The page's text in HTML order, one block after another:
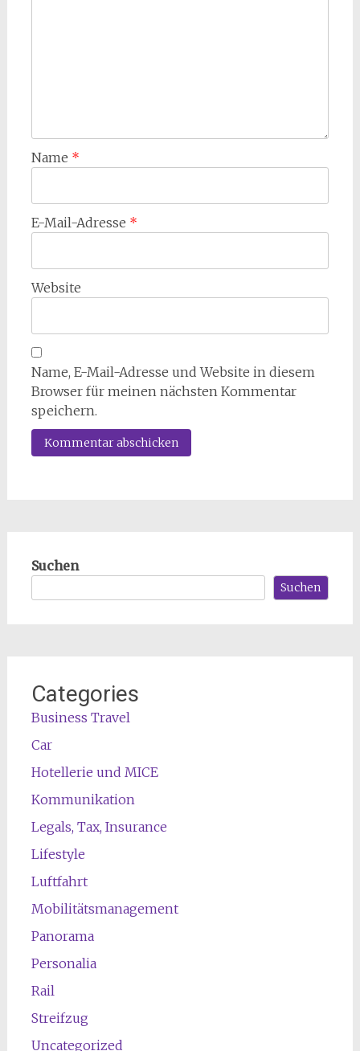
Name *
E-Mail-Adresse *
Website
Name, E-Mail-Adresse und Website in diesem
Browser für meinen nächsten Kommentar
speichern.
Suchen
Suchen
Categories
Business Travel
Car
Hotellerie und MICE
Kommunikation
Legals, Tax, Insurance
Lifestyle
Luftfahrt
Mobilitätsmanagement
Panorama
Personalia
Rail
Streifzug
Uncategorized